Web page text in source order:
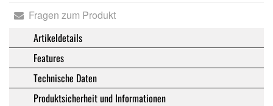
Fragen zum Produkt
Artikeldetails
Features
Technische Daten
Produktsicherheit und Informationen